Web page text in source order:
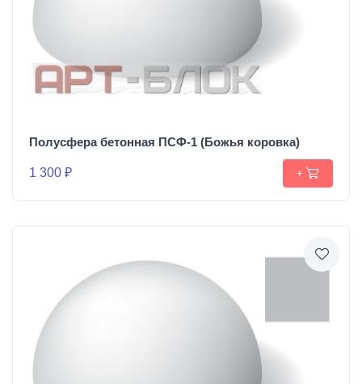
Полусфера бетонная ПСФ-1 (Божья коровка)
1 300 ₽ +